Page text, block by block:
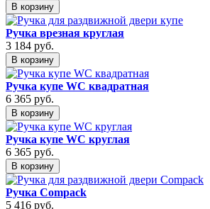
В корзину
Ручка врезная круглая
3 184 руб.
В корзину
Ручка купе WC квадратная
6 365 руб.
В корзину
Ручка купе WC круглая
6 365 руб.
В корзину
Ручка Compack
5 416 руб.